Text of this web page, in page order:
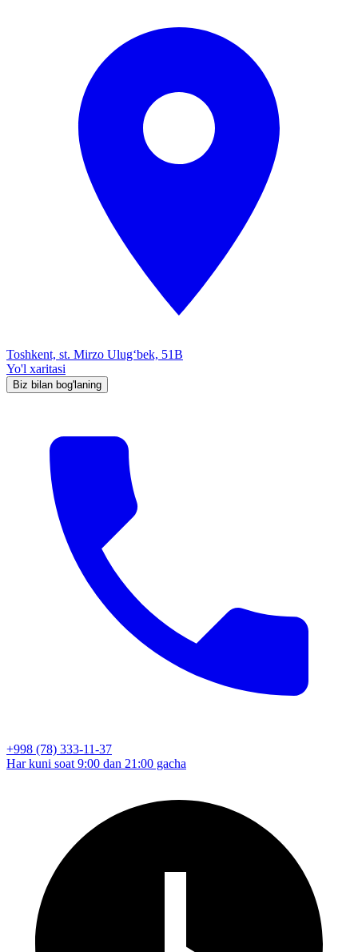
Toshkent, st. Mirzo Ulug‘bek, 51B
Yo'l xaritasi
Biz bilan bog'laning
+998 (78) 333-11-37
Har kuni soat 9:00 dan 21:00 gacha